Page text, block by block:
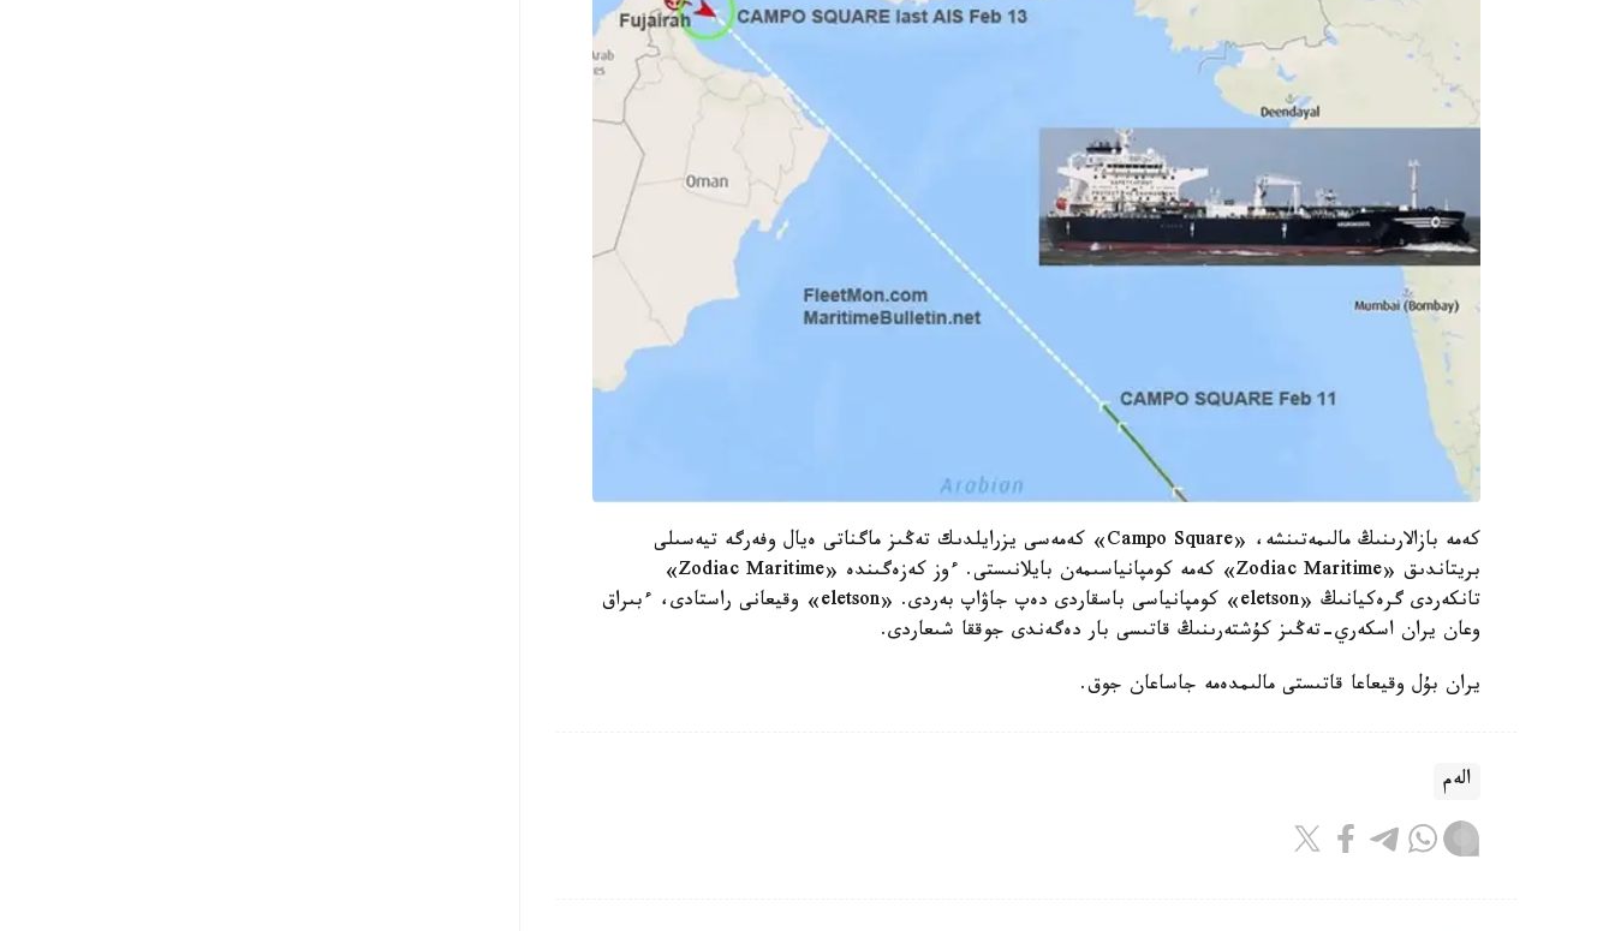
كەمە بازالارىنىڭ مالىمەتىنشە، «Campo Square» كەمەسى يزرايلدىك تەڭىز ماگناتى ەيال وفەرگە تيەسىلى
بريتاندىق «Zodiac Maritime» كەمە كومپانياسىمەن بايلانىستى. ءوز كەزەگىندە «Zodiac Maritime»
تانكەردى گرەكيانىڭ «eletson» كومپانياسى باسقاردى دەپ جاۋاپ بەردى. «eletson» وقيعانى راستادى، ءبىراق
وعان يران اسكەري-تەڭىز كۇشتەرىنىڭ قاتىسى بار دەگەندى جوققا شىعاردى.
يران بۇل وقيعاعا قاتىستى مالىمدەمە جاساعان جوق.
الەم